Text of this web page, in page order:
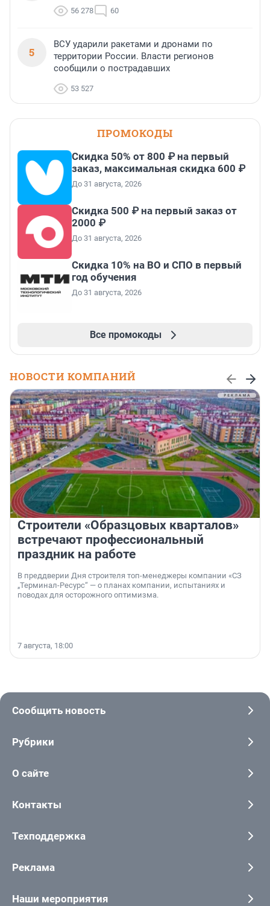
56 278 60
5
ВСУ ударили ракетами и дронами по
территории России. Власти регионов
сообщили о пострадавших
53 527
ПРОМОКОДЫ
Скидка 50% от 800 ₽ на первый
заказ, максимальная скидка 600 ₽
До 31 августа, 2026
Скидка 500 ₽ на первый заказ от
2000 ₽
До 31 августа, 2026
Скидка 10% на ВО и СПО в первый
год обучения
До 31 августа, 2026
Все промокоды
НОВОСТИ КОМПАНИЙ
Строители «Образцовых кварталов»
встречают профессиональный
праздник на работе
В преддверии Дня строителя топ-менеджеры компании «СЗ
„Терминал-Ресурс“ — о планах компании, испытаниях и
поводах для осторожного оптимизма.
7 августа, 18:00
Сообщить новость
Рубрики
О сайте
Контакты
Техподдержка
Реклама
Наши мероприятия